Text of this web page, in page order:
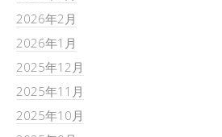
2026年2月
2026年1月
2025年12月
2025年11月
2025年10月